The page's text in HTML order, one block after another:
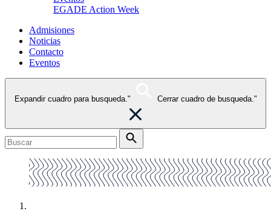
EGADE Action Week
Admisiones
Noticias
Contacto
Eventos
Expandir cuadro para busqueda." Cerrar cuadro de busqueda."